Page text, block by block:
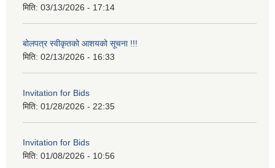
मिति: 03/13/2026 - 17:14
बोलपत्र स्वीकृतको आशयको सूचना !!!
मिति: 02/13/2026 - 16:33
Invitation for Bids
मिति: 01/28/2026 - 22:35
Invitation for Bids
मिति: 01/08/2026 - 10:56